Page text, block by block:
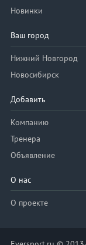
Новинки
Ваш город
Нижний Новгород
Новосибирск
Добавить
Компанию
Тренера
Объявление
О нас
О проекте